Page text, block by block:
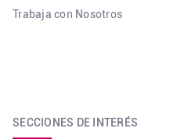
Trabaja con Nosotros
SECCIONES DE INTERÉS